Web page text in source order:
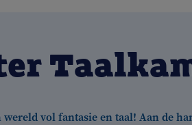
vol fantasie en taal! Aan de